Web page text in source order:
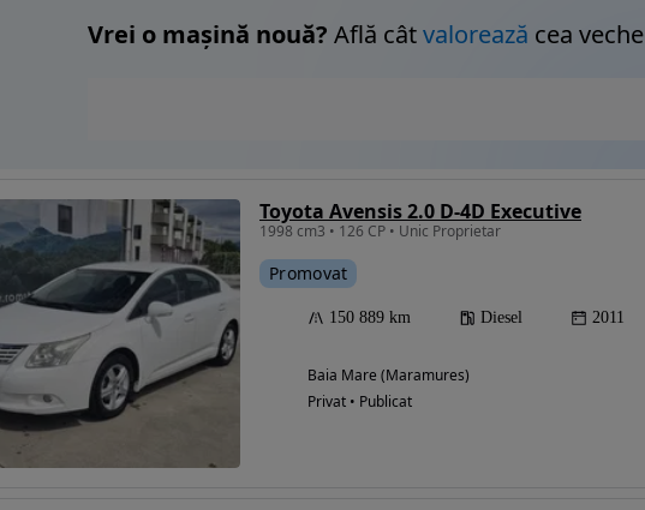
Vrei o mașină nouă? Află câtvalorează cea veche
Toyota Avensis 2.0 D-4D Executive
1998 cm3 • 126 CP • Unic Proprietar
Promovat
150 889 km Diesel 2011
Baia Mare (Maramures)
Privat • Publicat